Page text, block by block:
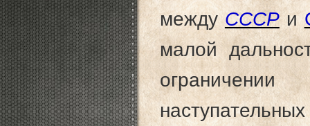
междуСССРи
малой
ограничении